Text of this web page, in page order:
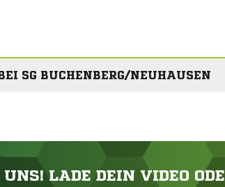
SG BUCHENBERG/NEUHAUSEN
LADE DEIN VIDEO